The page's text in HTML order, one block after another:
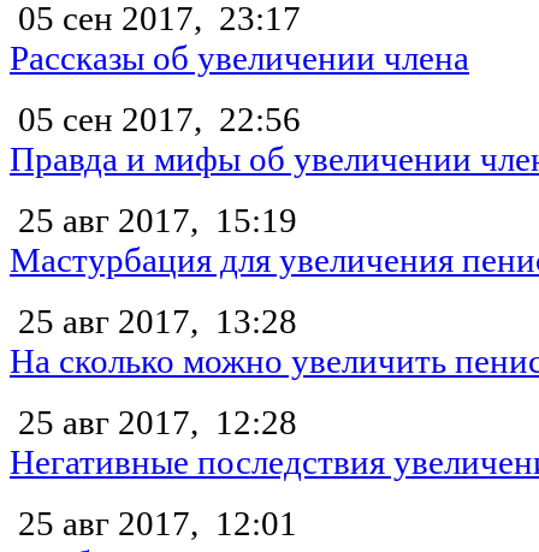
05 сен 2017, 23:17
Рассказы об увеличении члена
05 сен 2017, 22:56
Правда и мифы об увеличении
25 авг 2017, 15:19
Мастурбация для увеличения
25 авг 2017, 13:28
На сколько можно увеличить
25 авг 2017, 12:28
Негативные последствия
25 авг 2017, 12:01